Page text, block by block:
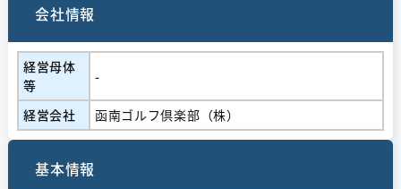
会社情報
経営⺟体
等
-
経営会社 函南ゴルフ倶楽部（株）
基本情報